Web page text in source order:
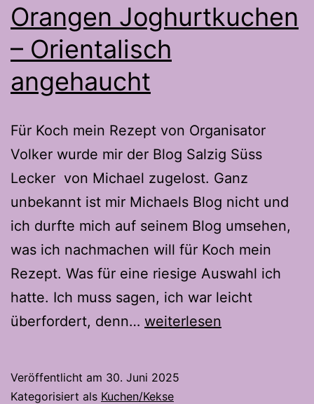
Orangen Joghurtkuchen
– Orientalisch
angehaucht
Für Koch mein Rezept von Organisator
Volker wurde mir der Blog Salzig Süss
Lecker von Michael zugelost. Ganz
unbekannt ist mir Michaels Blog nicht und
ich durfte mich auf seinem Blog umsehen,
was ich nachmachen will für Koch mein
Rezept. Was für eine riesige Auswahl ich
hatte. Ich muss sagen, ich war leicht
überfordert, denn… Orangen
Orientalisch
weiterlesen
Veröffentlicht am 30. Juni 2025
Kategorisiert als Kuchen/Kekse